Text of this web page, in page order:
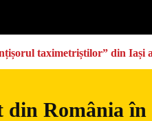
taximetriștilor” din Iași
România în